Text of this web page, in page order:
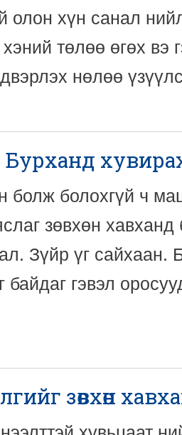
олон хүн санал
төлөө өгөх вэ
нөлөө
болж болохгүй ч
зөвхөн хавханд
Зүйр үг сайхаан.
байдаг гэвэл
зөвхөн